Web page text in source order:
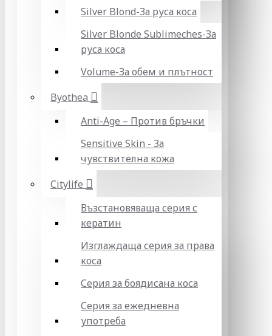
Silver Blond-За руса коса
Silver Blonde Sublіmeches-За
руса коса
Volume-За обем и плътност
Byothea
Anti-Age – Против бръчки
Sensitive Skin - За
чувствителна кожа
Citylife
Възстановяваща серия с
кератин
Изглаждаща серия за права
коса
Серия за боядисана коса
Серия за ежедневна
употреба